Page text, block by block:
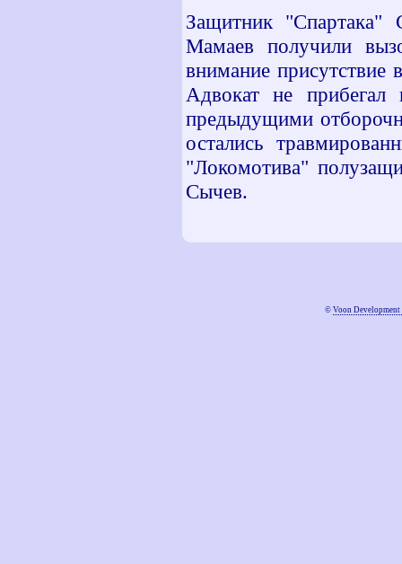
Защитник
Мамаев получили
внимание присутствие
Адвокат не
предыдущими
остались
"Локомотива"
Сычев.
© Voon Development